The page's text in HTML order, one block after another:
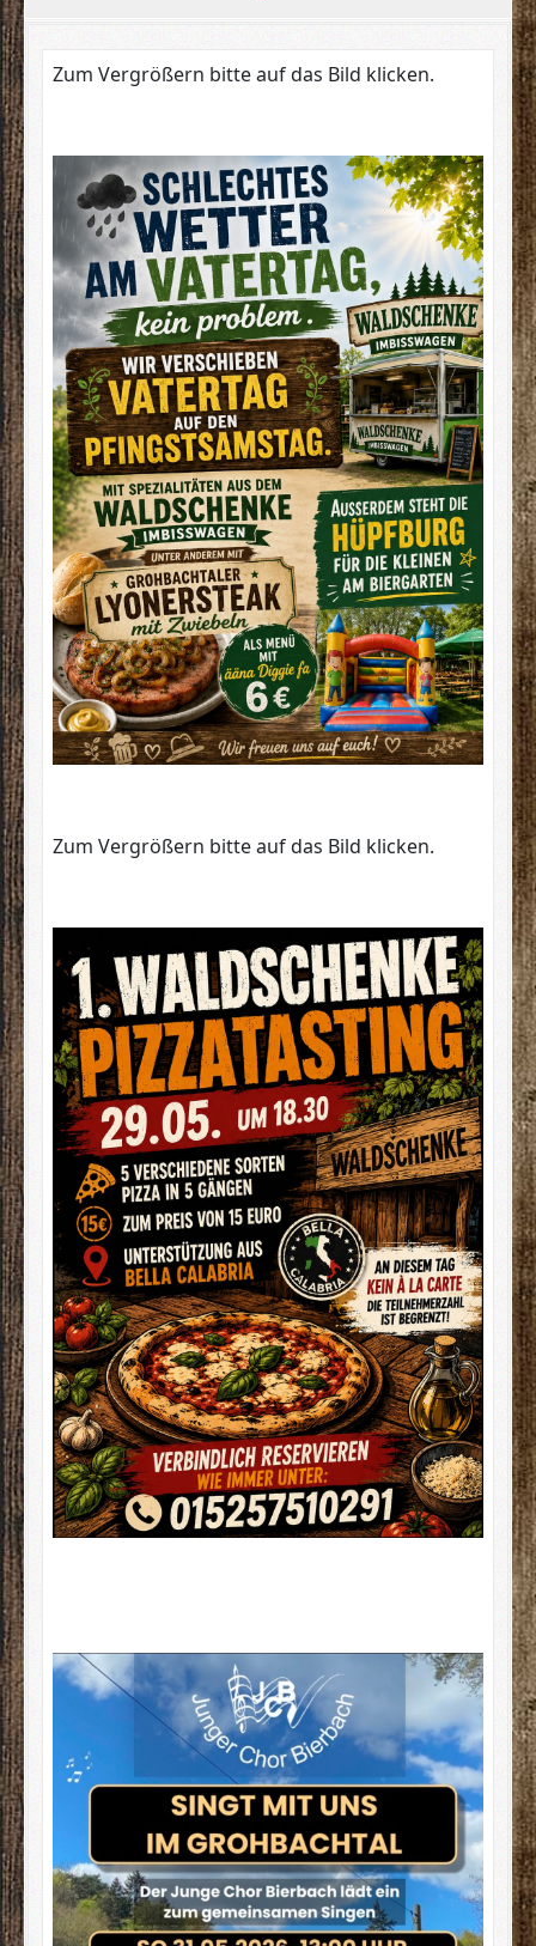
Zum Vergrößern bitte auf das Bild klicken.
Zum Vergrößern bitte auf das Bild klicken.